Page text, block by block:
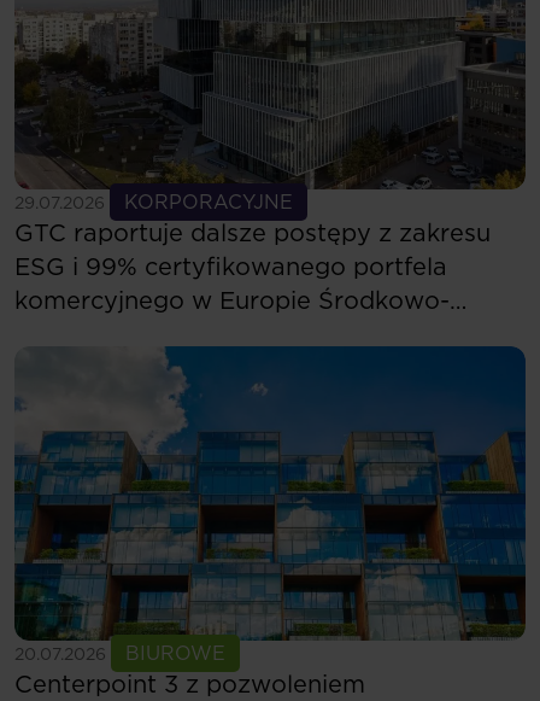
29.07.2026 KORPORACYJNE
Zobacz więcej
GTC raportuje dalsze postępy z zakresu
ESG i 99% certyfikowanego portfela
komercyjnego w Europie Środkowo-
20.07.2026 BIUROWE
Zobacz więcej
Centerpoint 3 z pozwoleniem